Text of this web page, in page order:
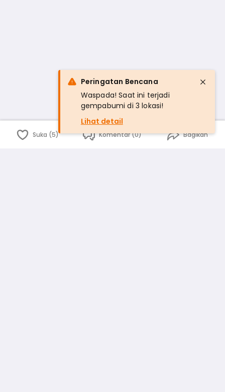
Suka (5) Komentar (0) Bagikan
Peringatan Bencana
Waspada! Saat ini terjadi
gempabumi di 3 lokasi!
Lihat detail